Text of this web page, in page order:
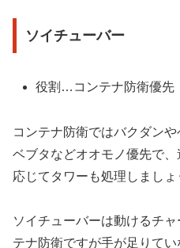
ソイチューバー
役割…コンテナ防衛優先
コンテナ防衛ではバクダン
ベブタなどオオモノ優先で
応じてタワーも処理しましょ
ソイチューバーは動けるチ
テナ防衛ですが手が足りて